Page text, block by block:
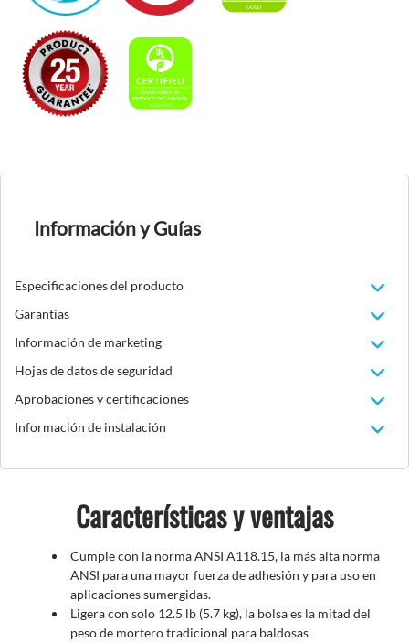
Información y Guías
Especificaciones del producto
Garantías
Información de marketing
Hojas de datos de seguridad
Aprobaciones y certificaciones
Información de instalación
Características y ventajas
Cumple con la norma ANSI A118.15, la más alta norma
ANSI para una mayor fuerza de adhesión y para uso en
aplicaciones sumergidas.
Ligera con solo 12.5 lb (5.7 kg), la bolsa es la mitad del
peso de mortero tradicional para baldosas